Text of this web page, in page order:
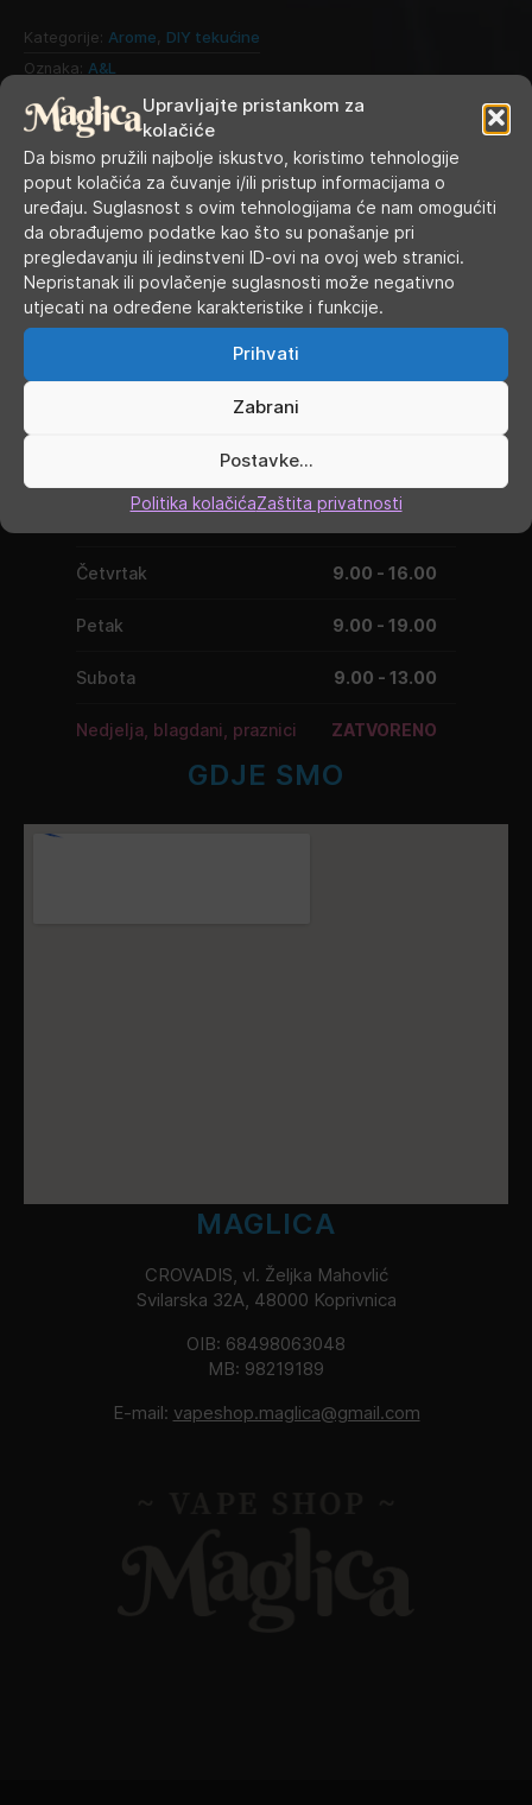
Upravljajte pristankom za
kolačiće
Da bismo pružili najbolje iskustvo, koristimo tehnologije
poput kolačića za čuvanje i/ili pristup informacijama o
uređaju. Suglasnost s ovim tehnologijama će nam omogućiti
da obrađujemo podatke kao što su ponašanje pri
pregledavanju ili jedinstveni ID-ovi na ovoj web stranici.
Nepristanak ili povlačenje suglasnosti može negativno
utjecati na određene karakteristike i funkcije.
Prihvati
Zabrani
Postavke...
Politika kolačićaZaštita privatnosti
Kategorije: Arome DIY tekućine
Oznaka: A&L
RADNO VRIJEME
Četvrtak 9.00 - 16.00
Petak 9.00 - 19.00
Subota 9.00 - 13.00
Nedjelja, blagdani, praznici ZATVORENO
GDJE SMO
MAGLICA
CROVADIS, vl. Željka Mahovlić
Svilarska 32A, 48000 Koprivnica
OIB: 68498063048
MB: 98219189
E-mail: vapeshop.maglica@gmail.com